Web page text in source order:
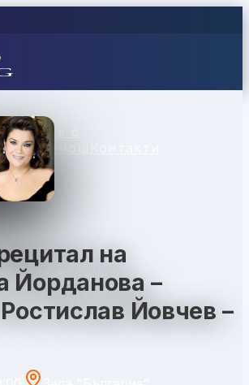
с
Помощ
на
Йорданова –
Йовчев –